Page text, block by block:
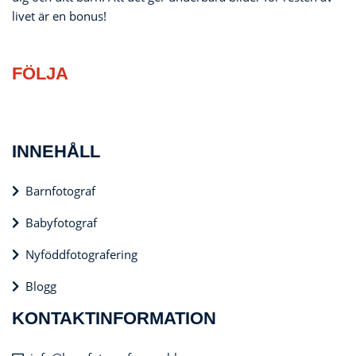
livet är en bonus!
FÖLJA
INNEHÅLL
Barnfotograf
Babyfotograf
Nyföddfotografering
Blogg
KONTAKTINFORMATION